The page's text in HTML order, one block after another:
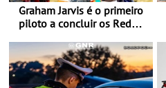
Graham Jarvis é o primeiro
piloto a concluir os Red
moto elétrica